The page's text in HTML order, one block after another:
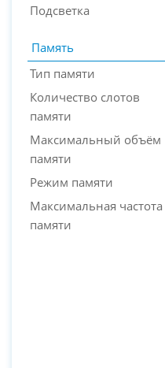
Подсветка
Память
Тип памяти
Количество слотов
памяти
Максимальный объём
памяти
Режим памяти
Максимальная частота
памяти